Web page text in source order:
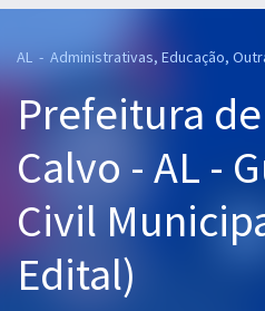
Cursos 20% OFF
Pós
Graduação
OAB
AL - Administrativas, Educação,
Prefeitura
Calvo - AL -
Civil
Edital)